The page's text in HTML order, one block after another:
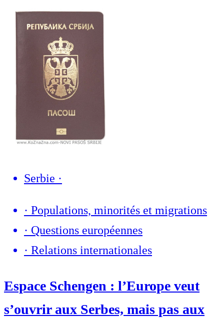
Serbie ·
· Populations, minorités et migrations
· Questions européennes
· Relations internationales
Espace Schengen : l’Europe veut
s’ouvrir aux Serbes, mais pas aux